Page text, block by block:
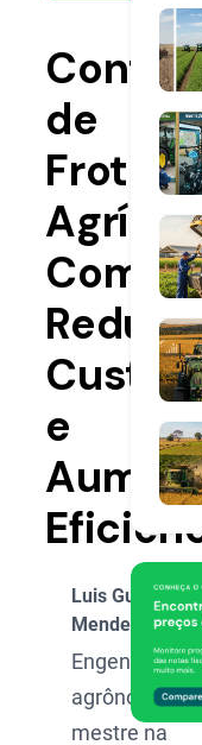
de
Frota
Como
Reduzir
Custos
e
Luis Gustavo
Mendes
Engenheiro
agrônomo,
mestre na